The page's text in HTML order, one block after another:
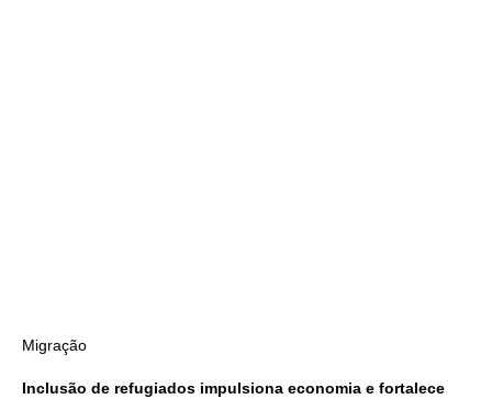
Migração
Inclusão de refugiados impulsiona economia e fortalece